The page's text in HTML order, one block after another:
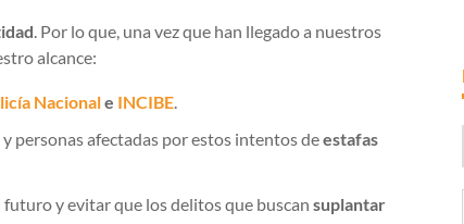
. Por lo que, una vez que han llegado a nuestros
alcance:
Nacionale INCIBE.
personas afectadas por estos intentos deestafas
futuro y evitar que los delitos que buscan suplantar